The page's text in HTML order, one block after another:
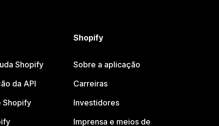
Shopify
da API
Shopify
Shopify
Sobre a aplicação
Carreiras
Investidores
Imprensa e meios de